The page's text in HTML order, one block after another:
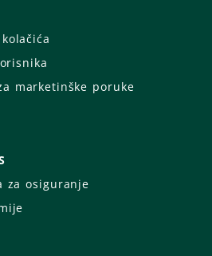
marketinške poruke
za osiguranje